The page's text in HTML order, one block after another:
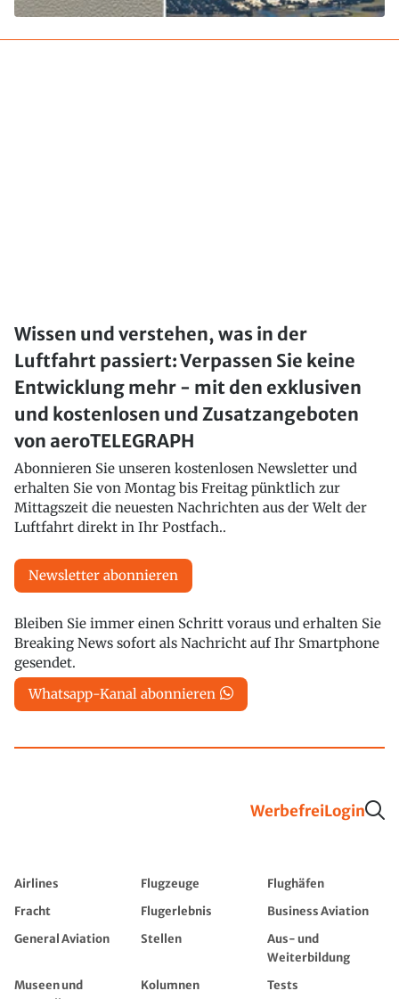
Wissen und verstehen, was in der
Luftfahrt passiert: Verpassen Sie keine
Entwicklung mehr - mit den exklusiven
und kostenlosen und Zusatzangeboten
von aeroTELEGRAPH
Abonnieren Sie unseren kostenlosen Newsletter und
erhalten Sie von Montag bis Freitag pünktlich zur
Mittagszeit die neuesten Nachrichten aus der Welt der
Luftfahrt direkt in Ihr Postfach..
Newsletter abonnieren
Bleiben Sie immer einen Schritt voraus und erhalten Sie
Breaking News sofort als Nachricht auf Ihr Smartphone
gesendet.
Whatsapp-Kanal abonnieren
WerbefreiLogin
Airlines Flugzeuge
Flughäfen
Fracht
Flugerlebnis
Business Aviation
General Aviation
Stellen
Aus- und
Weiterbildung
Museen und
Kolumnen Tests